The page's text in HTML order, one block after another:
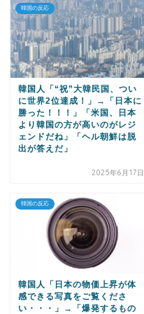
韓国の反応
韓国人「“祝”大韓民国、つい
に世界2位達成！」→「日本に
勝った！！！」「米国、日本
より韓国の方が高いのがレジ
ェンドだね」「ヘル朝鮮は脱
出が答えだ」
2025年6月17日
韓国の反応
韓国人「日本の物価上昇が体
感できる写真をご覧くださ
い・・・」→「爆発するもの